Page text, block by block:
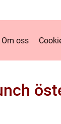
Om oss